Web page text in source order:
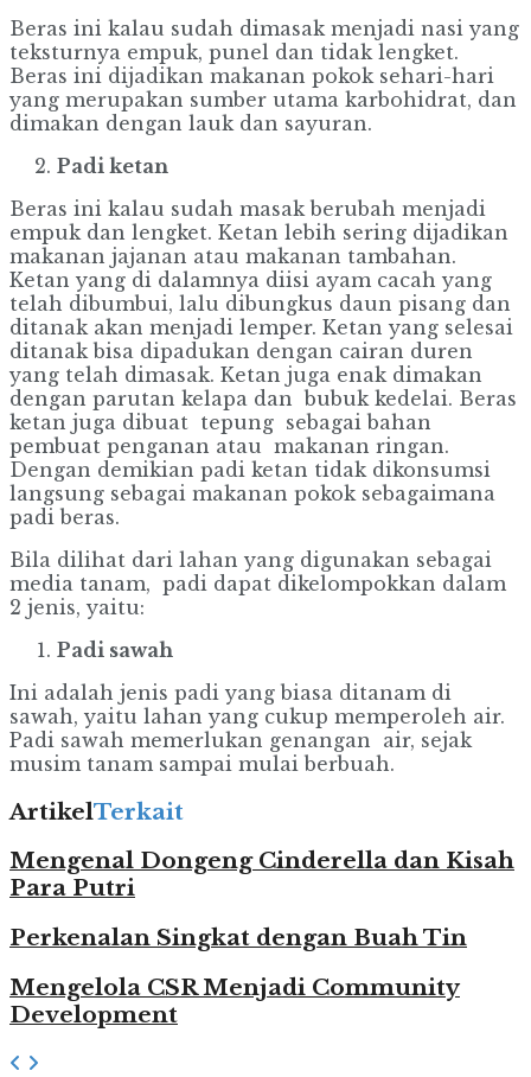
Beras ini kalau sudah dimasak menjadi nasi yang
teksturnya empuk, punel dan tidak lengket.
Beras ini dijadikan makanan pokok sehari-hari
yang merupakan sumber utama karbohidrat, dan
dimakan dengan lauk dan sayuran.
Padi ketan
Beras ini kalau sudah masak berubah menjadi
empuk dan lengket. Ketan lebih sering dijadikan
makanan jajanan atau makanan tambahan.
Ketan yang di dalamnya diisi ayam cacah yang
telah dibumbui, lalu dibungkus daun pisang dan
ditanak akan menjadi lemper. Ketan yang selesai
ditanak bisa dipadukan dengan cairan duren
yang telah dimasak. Ketan juga enak dimakan
dengan parutan kelapa dan bubuk kedelai. Beras
ketan juga dibuat tepung sebagai bahan
pembuat penganan atau makanan ringan.
Dengan demikian padi ketan tidak dikonsumsi
langsung sebagai makanan pokok sebagaimana
padi beras.
Bila dilihat dari lahan yang digunakan sebagai
media tanam, padi dapat dikelompokkan dalam
2 jenis, yaitu:
Padi sawah
Ini adalah jenis padi yang biasa ditanam di
sawah, yaitu lahan yang cukup memperoleh air.
Padi sawah memerlukan genangan air, sejak
musim tanam sampai mulai berbuah.
ArtikelTerkait
Mengenal Dongeng Cinderella dan Kisah
Para Putri
Perkenalan Singkat dengan Buah Tin
Mengelola CSR Menjadi Community
Development